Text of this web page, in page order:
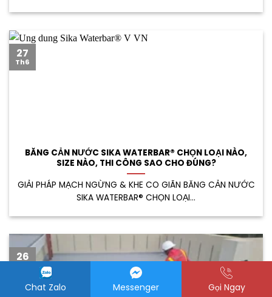
BĂNG CẢN NƯỚC SIKA WATERBAR® CHỌN LOẠI NÀO,
SIZE NÀO, THI CÔNG SAO CHO ĐÚNG?
GIẢI PHÁP MẠCH NGỪNG & KHE CO GIÃN BĂNG CẢN NƯỚC
SIKA WATERBAR® CHỌN LOẠI...
27
Th6
26
Chat Zalo Messenger Gọi Ngay